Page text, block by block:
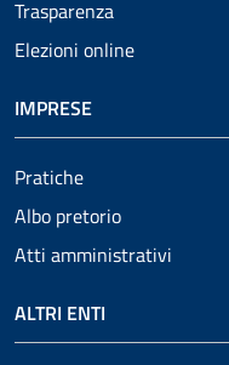
Trasparenza
Elezioni online
IMPRESE
Pratiche
Albo pretorio
Atti amministrativi
ALTRI ENTI